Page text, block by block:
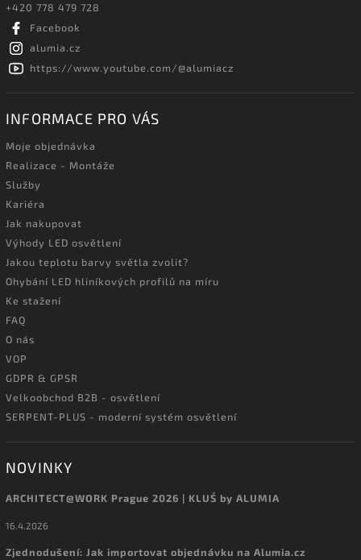
+420 778 479 728
Facebook
alumia.cz
https://www.youtube.com/@alumiacz
INFORMACE PRO VÁS
Moje objednávka
Realizace - Montáže
Služby
Kariéra
Jak nakupovat
Výhody LED osvětlení
Jakou teplotu barvy světla zvolit?
Ohybání LED hliníkových profilů na míru
Ke stažení
FAQ
O nás
VOP
GDPR & GPSR
Velkoobchod B2B - osvětlení
SERPENT-PLUS - moderní systém osvětlení
NOVINKY
ARCHITECT@WORK Prague 2026 | KLUŚ by ALUMIA
16.4.2026
Zjednodušení: Jak importovat objednávku na Alumia.cz